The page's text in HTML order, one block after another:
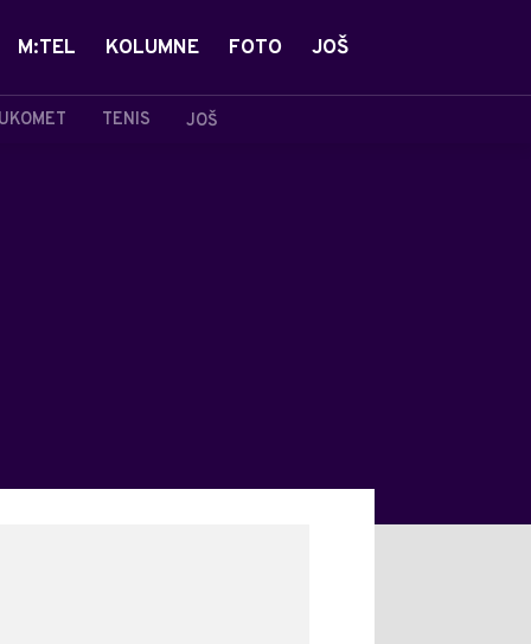
TENIS JOŠ
M:TEL KOLUMNE FOTO JOŠ